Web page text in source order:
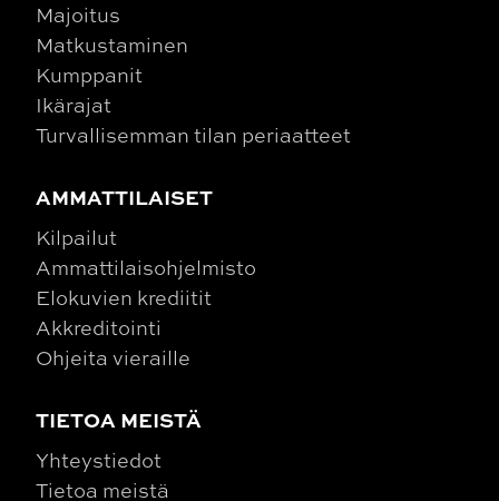
Majoitus
Matkustaminen
Kumppanit
Ikärajat
Turvallisemman tilan periaatteet
AMMATTILAISET
Kilpailut
Ammattilaisohjelmisto
Elokuvien krediitit
Akkreditointi
Ohjeita vieraille
TIETOA MEISTÄ
Yhteystiedot
Tietoa meistä